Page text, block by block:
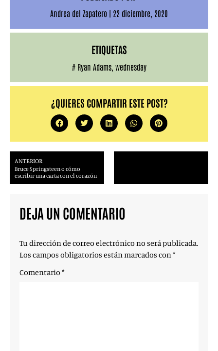
Andrea del Zapatero | 22 diciembre, 2020
ETIQUETAS
# Ryan Adams, wednesday
¿QUIERES COMPARTIR ESTE POST?
ANTERIOR
Bruce Springsteen o cómo
escribir una carta con el corazón
DEJA UN COMENTARIO
Tu dirección de correo electrónico no será publicada.
Los campos obligatorios están marcados con*
Comentario *